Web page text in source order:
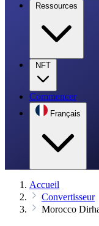
Ressources
NFT
Commencer
Français
Accueil
Convertisseur
Morocco